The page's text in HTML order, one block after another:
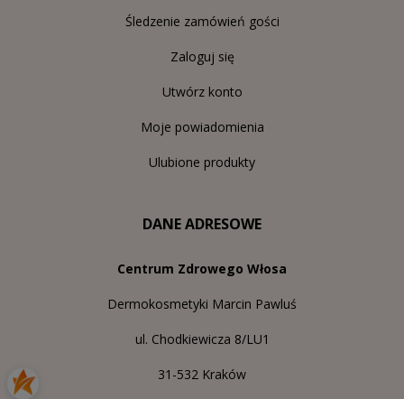
Śledzenie zamówień gości
Zaloguj się
Utwórz konto
Moje powiadomienia
Ulubione produkty
DANE ADRESOWE
Centrum Zdrowego Włosa
Dermokosmetyki Marcin Pawluś
ul. Chodkiewicza 8/LU1
31-532 Kraków